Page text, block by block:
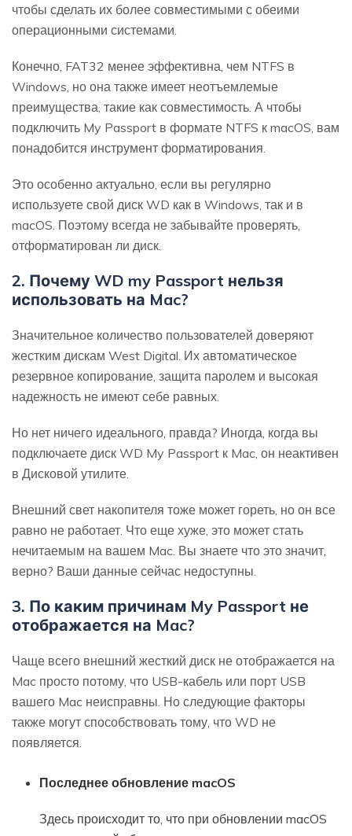
чтобы сделать их более совместимыми с обеими
операционными системами.
Конечно, FAT32 менее эффективна, чем NTFS в
Windows, но она также имеет неотъемлемые
преимущества, такие как совместимость. А чтобы
подключить My Passport в формате NTFS к macOS, вам
понадобится инструмент форматирования.
Это особенно актуально, если вы регулярно
используете свой диск WD как в Windows, так и в
macOS. Поэтому всегда не забывайте проверять,
отформатирован ли диск.
2. Почему WD my Passport нельзя
использовать на Mac?
Значительное количество пользователей доверяют
жестким дискам West Digital. Их автоматическое
резервное копирование, защита паролем и высокая
надежность не имеют себе равных.
Но нет ничего идеального, правда? Иногда, когда вы
подключаете диск WD My Passport к Mac, он неактивен
в Дисковой утилите.
Внешний свет накопителя тоже может гореть, но он все
равно не работает. Что еще хуже, это может стать
нечитаемым на вашем Mac. Вы знаете что это значит,
верно? Ваши данные сейчас недоступны.
3. По каким причинам My Passport не
отображается на Mac?
Чаще всего внешний жесткий диск не отображается на
Mac просто потому, что USB-кабель или порт USB
вашего Mac неисправны. Но следующие факторы
также могут способствовать тому, что WD не
появляется.
Последнее обновление macOS
Здесь происходит то, что при обновлении macOS